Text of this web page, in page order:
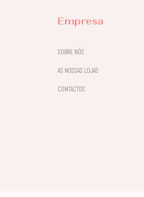
Empresa
SOBRE NÓS
AS NOSSAS LOJAS
CONTACTOS